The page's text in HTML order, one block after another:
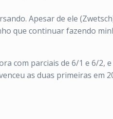
Apesar de ele
que continuar fazendo
com parciais de 6/1 e 6/2,
as duas primeiras em